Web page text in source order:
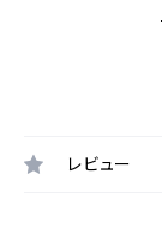
レビュー